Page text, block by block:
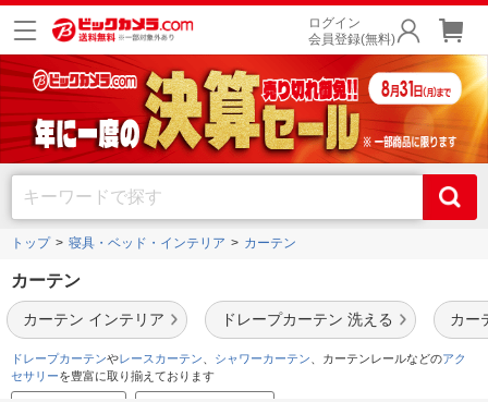
ログイン
会員登録(無料)
トップ 寝具・ベッド・インテリア カーテン
カーテン
カーテン インテリア ドレープカーテン 洗える カー
ドレープカーテンやレースカーテン シャワーカーテン 、カーテンレールなどのアク
セサリーを豊富に取り揃えております